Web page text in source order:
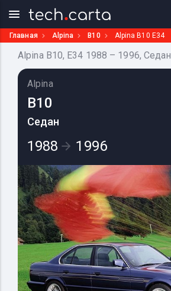
Главная Alpina B10 Alpina B10 E34
Alpina B10, E34 1988 – 1996, Седан
Alpina
B10
Седан
1988 1996